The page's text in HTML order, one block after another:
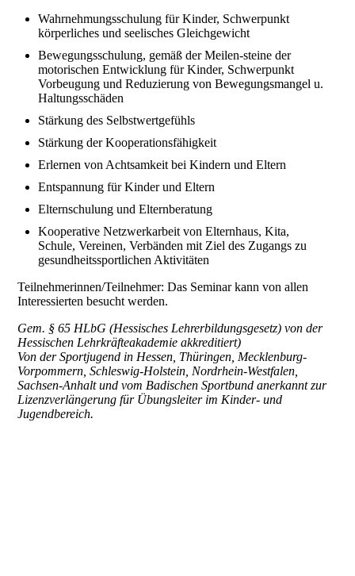
Wahrnehmungsschulung für Kinder, Schwerpunkt
körperliches und seelisches Gleichgewicht
Bewegungsschulung, gemäß der Meilen-steine der
motorischen Entwicklung für Kinder, Schwerpunkt
Vorbeugung und Reduzierung von Bewegungsmangel u.
Haltungsschäden
Stärkung des Selbstwertgefühls
Stärkung der Kooperationsfähigkeit
Erlernen von Achtsamkeit bei Kindern und Eltern
Entspannung für Kinder und Eltern
Elternschulung und Elternberatung
Kooperative Netzwerkarbeit von Elternhaus, Kita,
Schule, Vereinen, Verbänden mit Ziel des Zugangs zu
gesundheitssportlichen Aktivitäten
Teilnehmerinnen/Teilnehmer: Das Seminar kann von allen
Interessierten besucht werden.
Gem. § 65 HLbG (Hessisches Lehrerbildungsgesetz) von der
Hessischen Lehrkräfteakademie akkreditiert)
Von der Sportjugend in Hessen, Thüringen, Mecklenburg-
Vorpommern, Schleswig-Holstein, Nordrhein-Westfalen,
Sachsen-Anhalt und vom Badischen Sportbund anerkannt zur
Lizenzverlängerung für Übungsleiter im Kinder- und
Jugendbereich.